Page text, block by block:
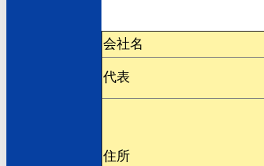
会社名
代表
住所